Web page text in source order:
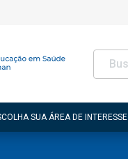
SUA ÁREA DE INTERESSE